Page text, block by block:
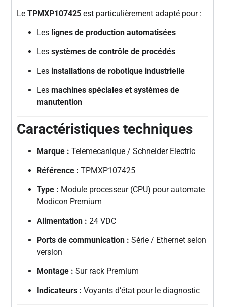
LeTPMXP107425 est particulièrement adapté pour :
Les lignes de production automatisées
Lessystèmes de contrôle de procédés
Les installations de robotique industrielle
Lesmachines spéciales et systèmes de
manutention
Caractéristiques techniques
Marque : Telemecanique / Schneider Electric
Référence : TPMXP107425
Type : Module processeur (CPU) pour automate
Modicon Premium
Alimentation : 24 VDC
Ports de communication : Série / Ethernet selon
version
Montage : Sur rack Premium
Indicateurs : Voyants d’état pour le diagnostic